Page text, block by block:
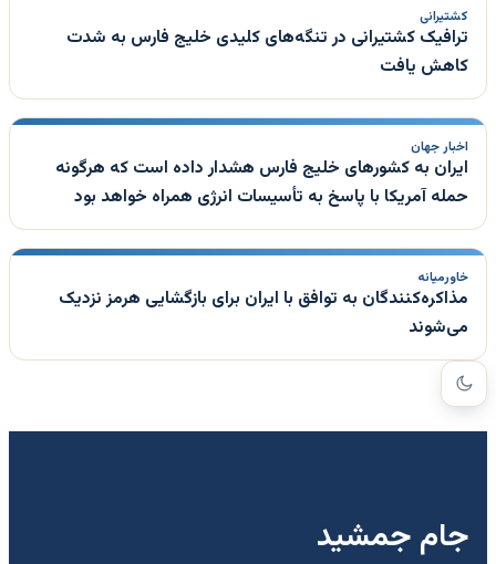
کشتیرانی
ترافیک کشتیرانی در تنگه‌های کلیدی خلیج فارس به شدت
کاهش یافت
اخبار جهان
ایران به کشورهای خلیج فارس هشدار داده است که هرگونه
حمله آمریکا با پاسخ به تأسیسات انرژی همراه خواهد بود
خاورمیانه
مذاکره‌کنندگان به توافق با ایران برای بازگشایی هرمز نزدیک
می‌شوند
جام جمشید